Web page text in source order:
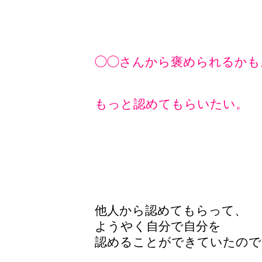
◯◯さんから褒められるかも
もっと認めてもらいたい。
他人から認めてもらって、
ようやく自分で自分を
認めることができていたの